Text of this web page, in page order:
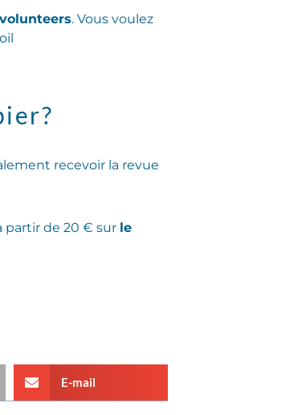
. Vous voulez
recevoir la revue
partir de 20 € sur le
E-mail